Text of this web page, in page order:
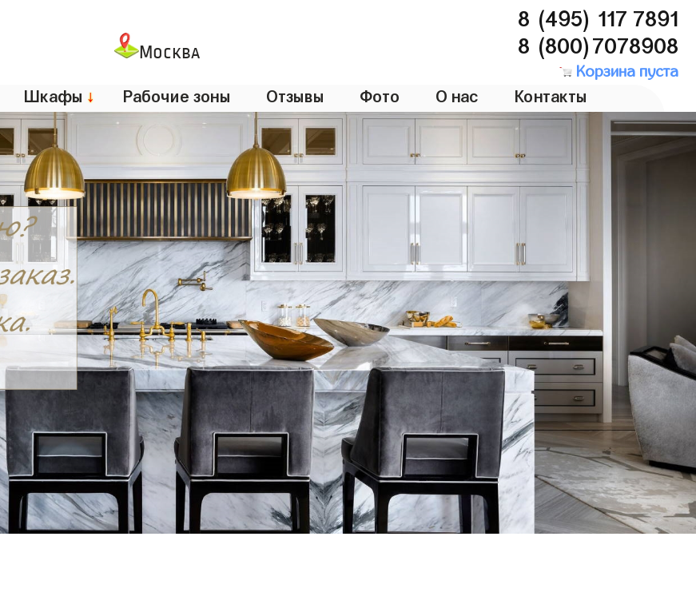
Москва
8 (495) 117 7891
8 (800)7078908
Корзина пуста
Шкафы ↓ Рабочие зоны Отзывы Фото О нас Контакты